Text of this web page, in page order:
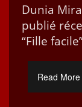
Dunia
pub­lié
“Fille
Read